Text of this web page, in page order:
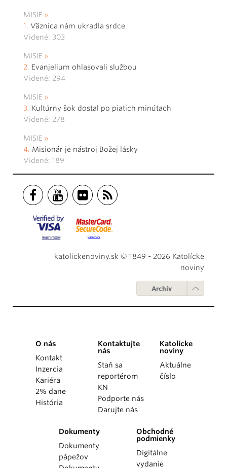
MISIE
Väznica nám ukradla srdce
Videné: 303
MISIE
Evanjelium ohlasovali službou
Videné: 294
MISIE
Kultúrny šok dostal po piatich minútach
Videné: 278
MISIE
Misionár je nástroj Božej lásky
Videné: 189
katolickenoviny.sk © 1849 - 2026 Katolícke
noviny
Archív
O nás
Kontakt
Inzercia
Kariéra
2% dane
História
Kontaktujte
nás
Staň sa
reportérom
KN
Podporte nás
Darujte nás
Katolícke
noviny
Aktuálne
číslo
Dokumenty
Dokumenty
pápežov
Obchodné
podmienky
Digitálne
vydanie